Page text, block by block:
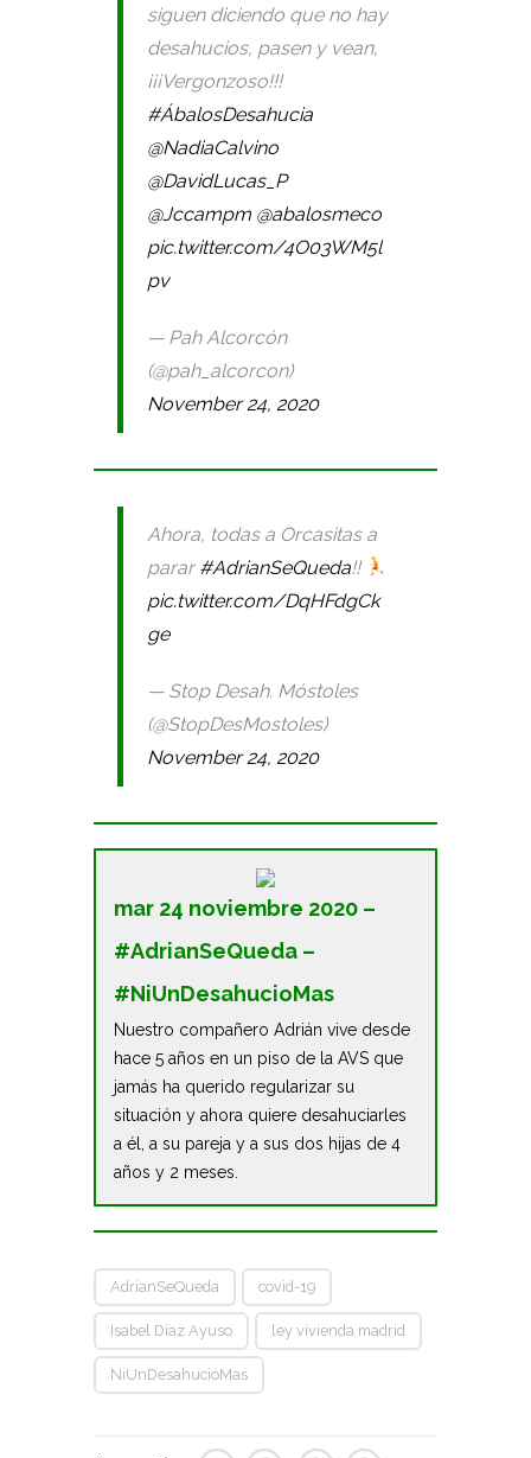
siguen diciendo que no hay
desahucios, pasen y vean,
¡¡¡Vergonzoso!!!
#ÁbalosDesahucia
@NadiaCalvino
@DavidLucas_P
@Jccampm @abalosmeco
pic.twitter.com/4O03WM5l
pv
— Pah Alcorcón
(@pah_alcorcon)
November 24, 2020
Ahora, todas a Orcasitas a
parar #AdrianSeQueda!!
pic.twitter.com/DqHFdgCk
ge
— Stop Desah. Móstoles
(@StopDesMostoles)
November 24, 2020
mar 24 noviembre 2020 –
#AdrianSeQueda –
#NiUnDesahucioMas
Nuestro compañero Adrián vive desde
hace 5 años en un piso de la AVS que
jamás ha querido regularizar su
situación y ahora quiere desahuciarles
a él, a su pareja y a sus dos hijas de 4
años y 2 meses.
AdrianSeQueda covid-19
Isabel Díaz Ayuso ley vivienda madrid
NiUnDesahucioMas